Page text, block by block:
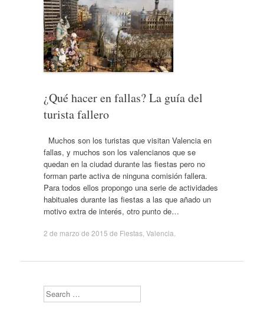
¿Qué hacer en fallas? La guía del
turista fallero
Muchos son los turistas que visitan Valencia en
fallas, y muchos son los valencianos que se
quedan en la ciudad durante las fiestas pero no
forman parte activa de ninguna comisión fallera.
Para todos ellos propongo una serie de actividades
habituales durante las fiestas a las que añado un
motivo extra de interés, otro punto de…
2 de marzo de 2015 de Fiestas, Valencia
Search